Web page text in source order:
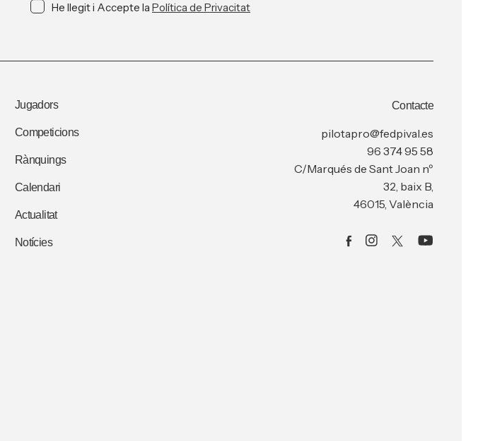
He llegit i Accepte la Política de Privacitat
Jugadors
Competicions
Rànquings
Calendari
Actualitat
Notícies
Contacte
pilotapro@fedpival.es
96 374 95 58
C/Marqués de Sant Joan nº
32, baix B,
46015, València